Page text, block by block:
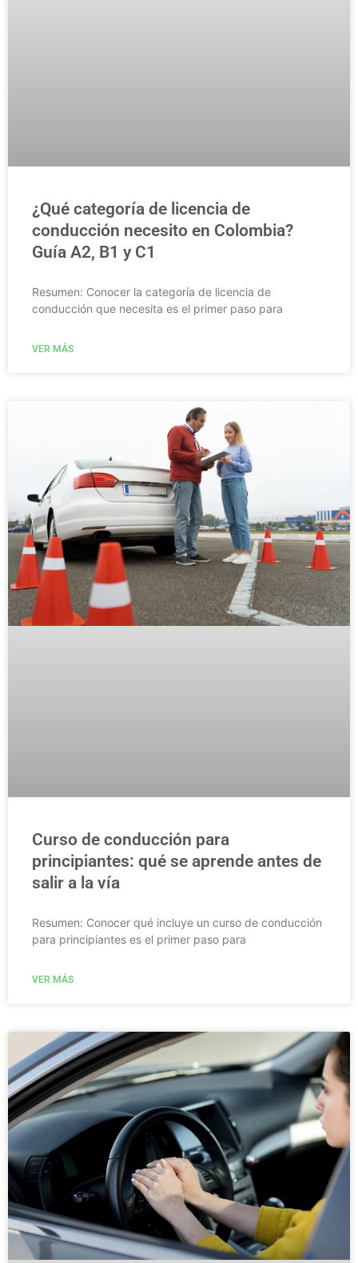
¿Qué categoría de licencia de
conducción necesito en Colombia?
Guía A2, B1 y C1
Resumen: Conocer la categoría de licencia de
conducción que necesita es el primer paso para
VER MÁS
Curso de conducción para
principiantes: qué se aprende antes de
salir a la vía
Resumen: Conocer qué incluye un curso de conducción
para principiantes es el primer paso para
VER MÁS